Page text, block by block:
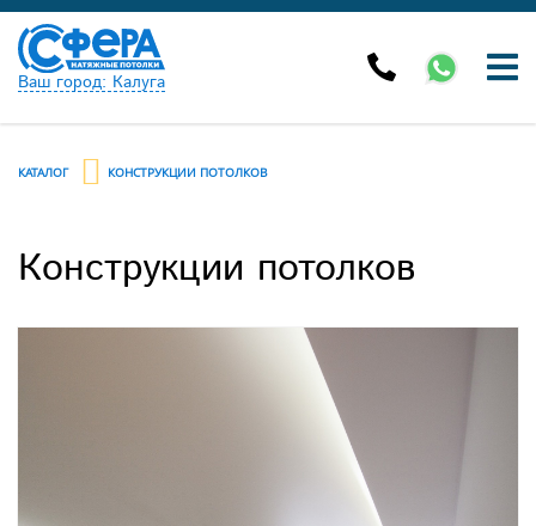
Ваш город: Калуга
КАТАЛОГ КОНСТРУКЦИИ ПОТОЛКОВ
Конструкции потолков